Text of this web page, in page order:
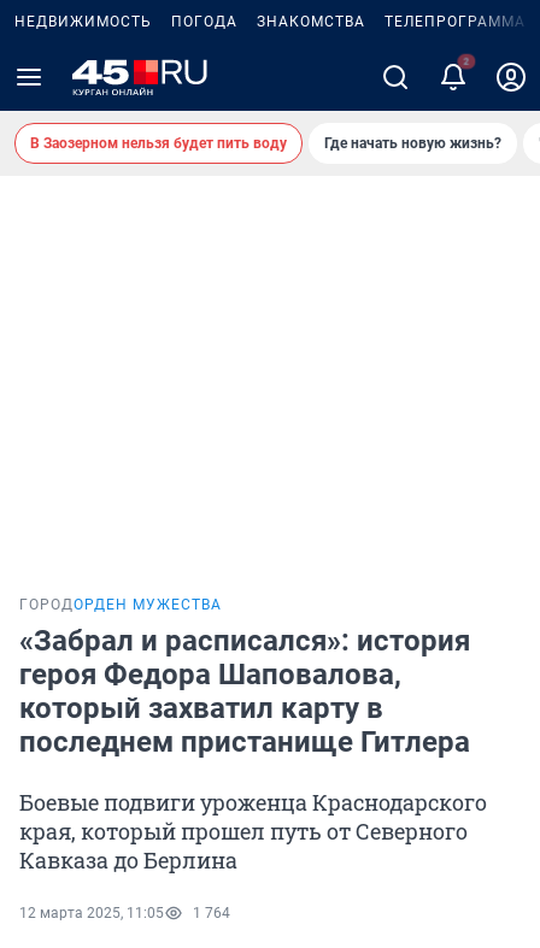
НЕДВИЖИМОСТЬ ПОГОДА ЗНАКОМСТВА ТЕЛЕПРОГРАММА
В Заозерном нельзя будет пить воду Где начать новую жизнь?
ГОРОДОРДЕН МУЖЕСТВА
«Забрал и расписался»: история
героя Федора Шаповалова,
который захватил карту в
последнем пристанище Гитлера
Боевые подвиги уроженца Краснодарского
края, который прошел путь от Северного
Кавказа до Берлина
12 марта 2025, 11:05 1 764